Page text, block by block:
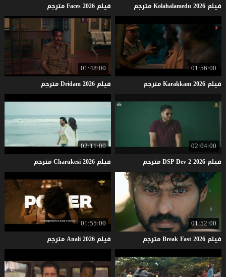
فيلم Kolahalamedu2026 مترجم فيلم Faces2026 مترجم
01:56:00
فيلم Karakkam2026 مترجم
01:48:00
فيلم Dridam2026 مترجم
02:04:00
فيلم DSPDev22026 مترجم
02:11:00
فيلم Charukesi2026 مترجم
01:52:00
فيلم BreakFast2026 مترجم
01:55:00
فيلم Anali2026 مترجم